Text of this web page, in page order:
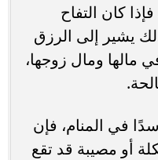
كان التفاح
يشير إلى الرزق
مالها ومال زوجها،
في المنام، فإن
أو مصيبة قد تقع